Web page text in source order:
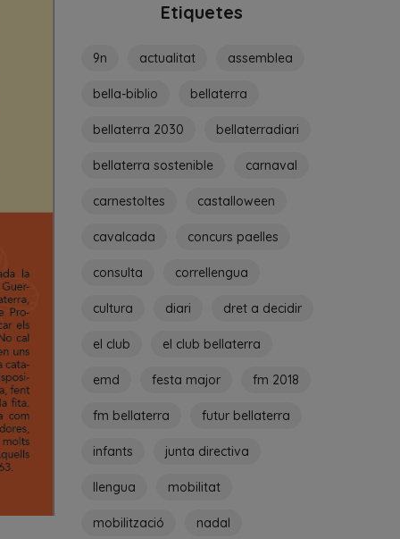
Etiquetes
9n actualitat assemblea
bella-biblio bellaterra
bellaterra 2030 bellaterradiari
bellaterra sostenible carnaval
carnestoltes castalloween
cavalcada concurs paelles
consulta correllengua
cultura diari dret a decidir
el club el club bellaterra
emd festa major fm 2018
fm bellaterra futur bellaterra
infants junta directiva
llengua mobilitat
mobilització nadal